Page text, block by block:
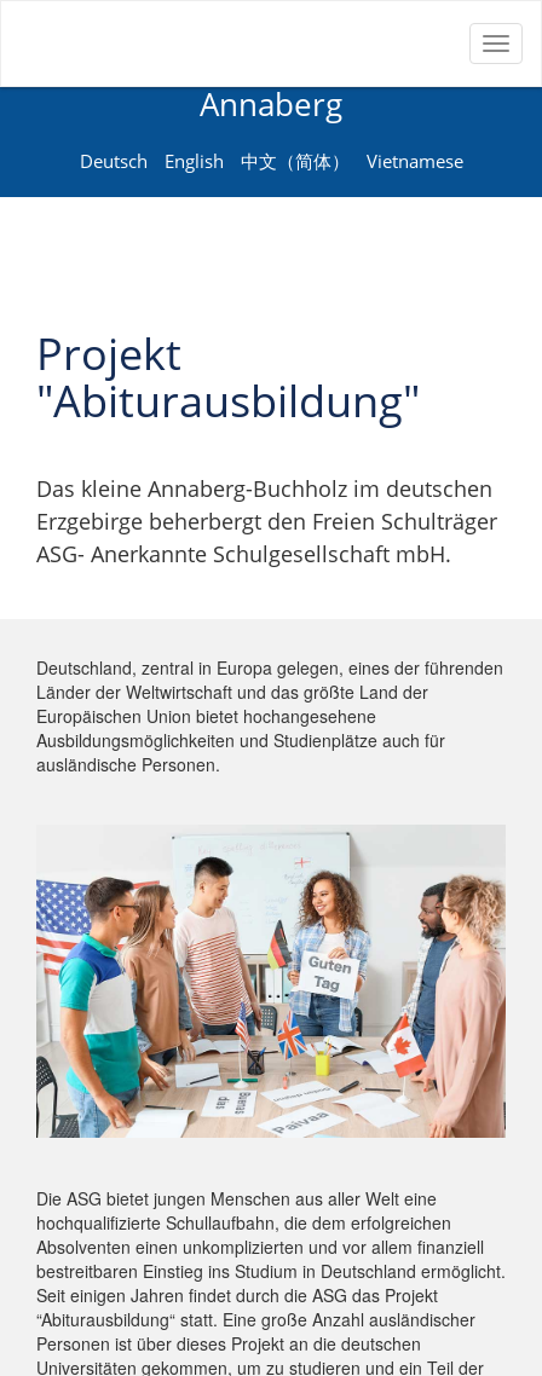
Annaberg
Deutsch English 中文（简体） Vietnamese
Projekt
"Abiturausbildung"
Das kleine Annaberg-Buchholz im deutschen
Erzgebirge beherbergt den Freien Schulträger
ASG- Anerkannte Schulgesellschaft mbH.
Deutschland, zentral in Europa gelegen, eines der führenden
Länder der Weltwirtschaft und das größte Land der
Europäischen Union bietet hochangesehene
Ausbildungsmöglichkeiten und Studienplätze auch für
ausländische Personen.
Die ASG bietet jungen Menschen aus aller Welt eine
hochqualifizierte Schullaufbahn, die dem erfolgreichen
Absolventen einen unkomplizierten und vor allem finanziell
bestreitbaren Einstieg ins Studium in Deutschland ermöglicht.
Seit einigen Jahren findet durch die ASG das Projekt
“Abiturausbildung“ statt. Eine große Anzahl ausländischer
Personen ist über dieses Projekt an die deutschen
Universitäten gekommen, um zu studieren und ein Teil der